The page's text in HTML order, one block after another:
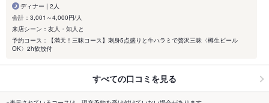
ディナー | 2人
会計：3,001～4,000円/人
来店シーン：友人・知人と
予約コース：【満天！三昧コース】刺身5点盛りと牛ハラミで贅沢三昧〈樽生ビール
OK〉2h飲放付
すべての口コミを見る